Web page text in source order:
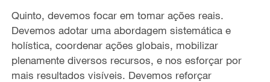
Quinto, devemos focar em tomar ações reais.
Devemos adotar uma abordagem sistemática e
holística, coordenar ações globais, mobilizar
plenamente diversos recursos, e nos esforçar por
mais resultados visíveis. Devemos reforçar